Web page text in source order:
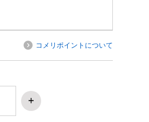
コメリポイントについて